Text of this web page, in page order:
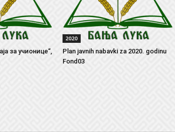
за учионице“,
2020
Plan javnih nabavki za 2020. godinu
Fond03